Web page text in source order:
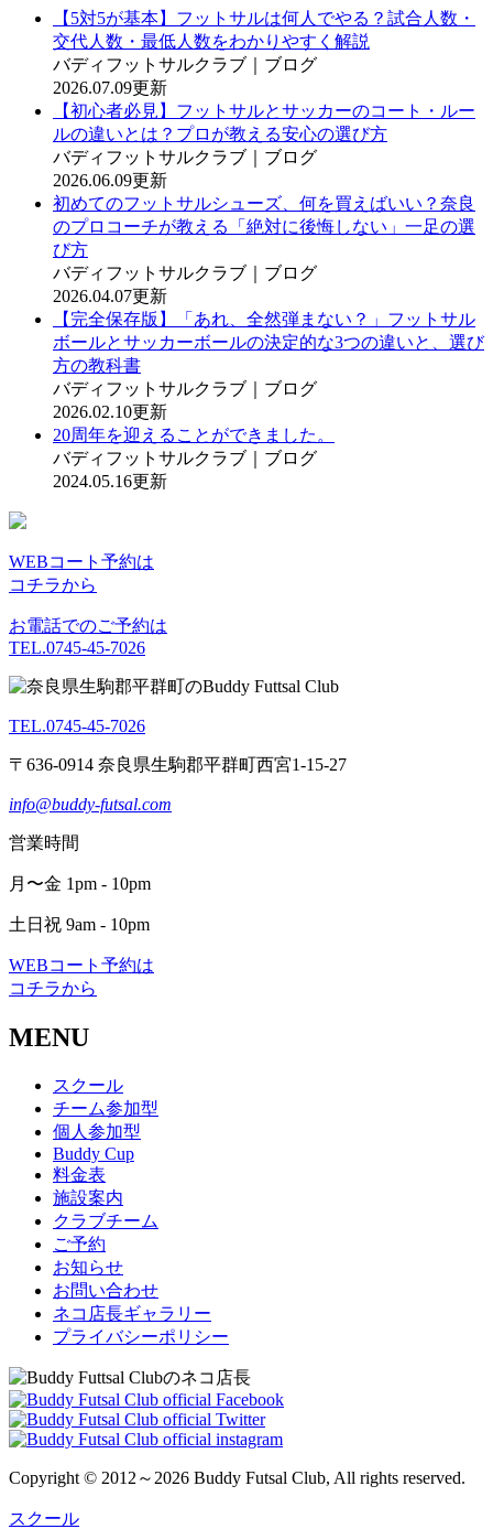
【5対5が基本】フットサルは何人でやる？試合人数・
交代人数・最低人数をわかりやすく解説
バディフットサルクラブ｜ブログ
2026.07.09更新
【初心者必見】フットサルとサッカーのコート・ルー
ルの違いとは？プロが教える安心の選び方
バディフットサルクラブ｜ブログ
2026.06.09更新
初めてのフットサルシューズ、何を買えばいい？奈良
のプロコーチが教える「絶対に後悔しない」一足の選
び方
バディフットサルクラブ｜ブログ
2026.04.07更新
【完全保存版】「あれ、全然弾まない？」フットサル
ボールとサッカーボールの決定的な3つの違いと、選び
方の教科書
バディフットサルクラブ｜ブログ
2026.02.10更新
20周年を迎えることができました。
バディフットサルクラブ｜ブログ
2024.05.16更新
WEBコート予約は
コチラから
お電話でのご予約は
TEL.0745-45-7026
TEL.0745-45-7026
〒636-0914 奈良県生駒郡平群町西宮1-15-27
info@buddy-futsal.com
営業時間
月〜金 1pm - 10pm
土日祝 9am - 10pm
WEBコート予約は
コチラから
MENU
スクール
チーム参加型
個人参加型
Buddy Cup
料金表
施設案内
クラブチーム
ご予約
お知らせ
お問い合わせ
ネコ店長ギャラリー
プライバシーポリシー
Copyright © 2012～2026 Buddy Futsal Club, All rights reserved.
スクール